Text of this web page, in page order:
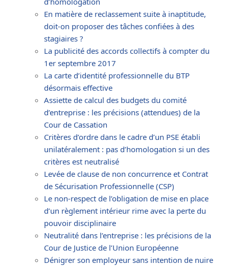
En matière de reclassement suite à inaptitude,
doit-on proposer des tâches confiées à des
stagiaires ?
La publicité des accords collectifs à compter du
1er septembre 2017
La carte d’identité professionnelle du BTP
désormais effective
Assiette de calcul des budgets du comité
d’entreprise : les précisions (attendues) de la
Cour de Cassation
Critères d’ordre dans le cadre d’un PSE établi
unilatéralement : pas d’homologation si un des
critères est neutralisé
Levée de clause de non concurrence et Contrat
de Sécurisation Professionnelle (CSP)
Le non-respect de l’obligation de mise en place
d’un règlement intérieur rime avec la perte du
pouvoir disciplinaire
Neutralité dans l’entreprise : les précisions de la
Cour de Justice de l’Union Européenne
Dénigrer son employeur sans intention de nuire